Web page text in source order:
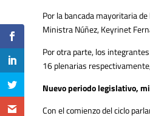
Por la bancada mayoritaria
Ministra Núñez, Keyrinet
Por otra parte, los
16 plenarias
Nuevo periodo legislativo,
Con el comienzo del ciclo